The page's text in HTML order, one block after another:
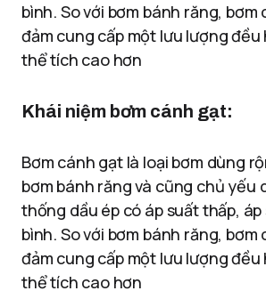
bình. So với bơm bánh răng, bơm
đảm cung cấp một lưu lượng
thể tích cao hơn
Khái niệm bơm cánh gạt:
Bơm cánh gạt là loại bơm dùng
bơm bánh răng và cũng chủ yếu
thống dầu ép có áp suất thấp,
bình. So với bơm bánh răng, bơm
đảm cung cấp một lưu lượng
thể tích cao hơn